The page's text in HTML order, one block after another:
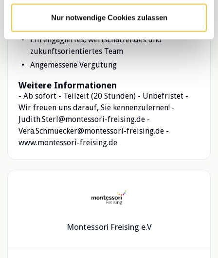
Nur notwendige Cookies zulassen
Regelmäßige Fortbildungen, Coachings und
Ein engagiertes, wertschätzendes und
zukunftsorientiertes Team
Angemessene Vergütung
Weitere Informationen
- Ab sofort - Teilzeit (20 Stunden) - Unbefristet -
Wir freuen uns darauf, Sie kennenzulernen! -
Judith.Sterl@montessori-freising.de -
Vera.Schmuecker@montessori-freising.de -
www.montessori-freising.de
Montessori Freising e.V